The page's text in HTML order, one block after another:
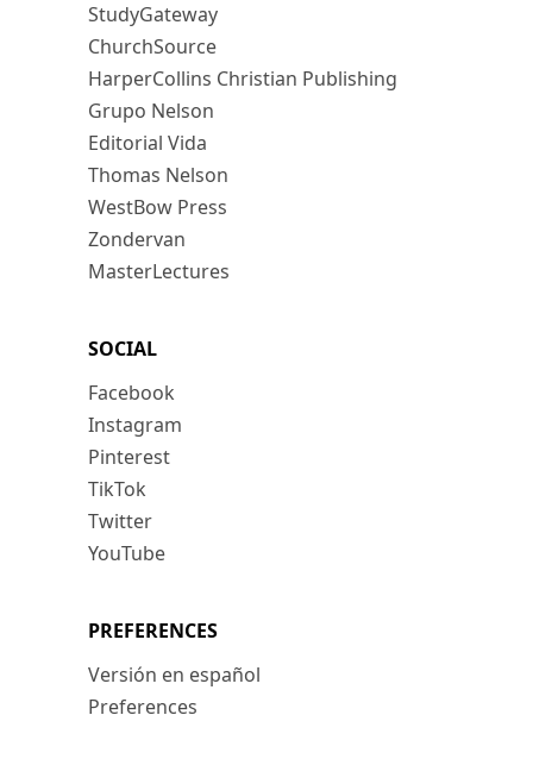
StudyGateway
ChurchSource
HarperCollins Christian Publishing
Grupo Nelson
Editorial Vida
Thomas Nelson
WestBow Press
Zondervan
MasterLectures
SOCIAL
Facebook
Instagram
Pinterest
TikTok
Twitter
YouTube
PREFERENCES
Versión en español
Preferences